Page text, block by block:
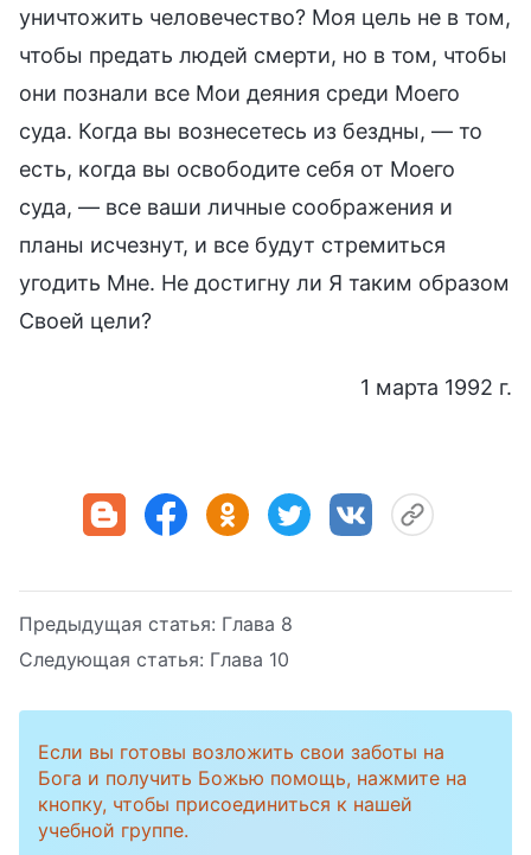
уничтожить человечество? Моя цель не в том,
чтобы предать людей смерти, но в том, чтобы
они познали все Мои деяния среди Моего
суда. Когда вы вознесетесь из бездны, — то
есть, когда вы освободите себя от Моего
суда, — все ваши личные соображения и
планы исчезнут, и все будут стремиться
угодить Мне. Не достигну ли Я таким образом
Своей цели?
1 марта 1992 г.
Предыдущая статья: Глава 8
Следующая статья: Глава 10
Если вы готовы возложить свои заботы на
Бога и получить Божью помощь, нажмите на
кнопку, чтобы присоединиться к нашей
учебной группе.